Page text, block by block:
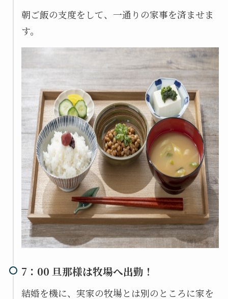
朝ご飯の支度をして、一通りの家事を済ませま
す。
7：00 旦那様は牧場へ出勤！
結婚を機に、実家の牧場とは別のところに家を